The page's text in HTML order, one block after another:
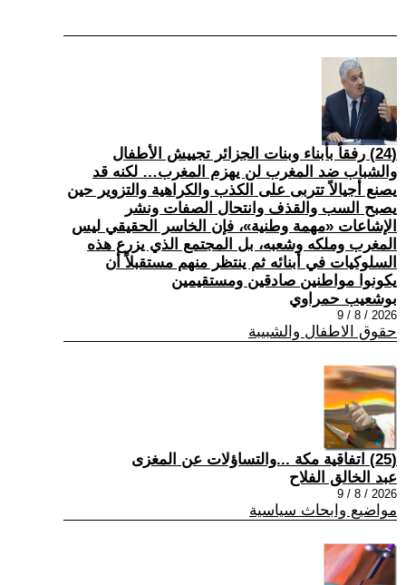
(24) رفقاً بأبناء وبنات الجزائر تجييش الأطفال
والشباب ضد المغرب لن يهزم المغرب… لكنه قد
يصنع أجيالاً تتربى على الكذب والكراهية والتزوير حين
يصبح السب والقذف وانتحال الصفات ونشر
الإشاعات «مهمة وطنية»، فإن الخاسر الحقيقي ليس
المغرب وملكه وشعبه، بل المجتمع الذي يزرع هذه
السلوكيات في أبنائه ثم ينتظر منهم مستقبلاً أن
يكونوا مواطنين صادقين ومستقيمين
بوشعيب حمراوي
2026 / 8 / 9
حقوق الاطفال والشبيبة
(25) اتفاقية مكة ...والتساؤلات عن المغزى
عبد الخالق الفلاح
2026 / 8 / 9
مواضيع وابحاث سياسية